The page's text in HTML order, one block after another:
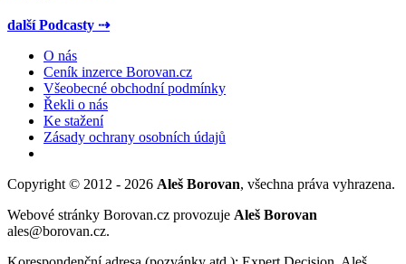
další Podcasty ⇢
O nás
Ceník inzerce Borovan.cz
Všeobecné obchodní podmínky
Řekli o nás
Ke stažení
Zásady ochrany osobních údajů
Copyright © 2012 - 2026 Aleš Borovan, všechna práva vyhrazena.
Webové stránky Borovan.cz provozuje Aleš Borovan
ales@borovan.cz.